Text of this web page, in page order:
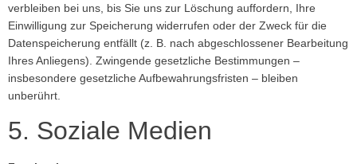
verbleiben bei uns, bis Sie uns zur Löschung auffordern, Ihre
Einwilligung zur Speicherung widerrufen oder der Zweck für die
Datenspeicherung entfällt (z. B. nach abgeschlossener Bearbeitung
Ihres Anliegens). Zwingende gesetzliche Bestimmungen –
insbesondere gesetzliche Aufbewahrungsfristen – bleiben
unberührt.
5. Soziale Medien